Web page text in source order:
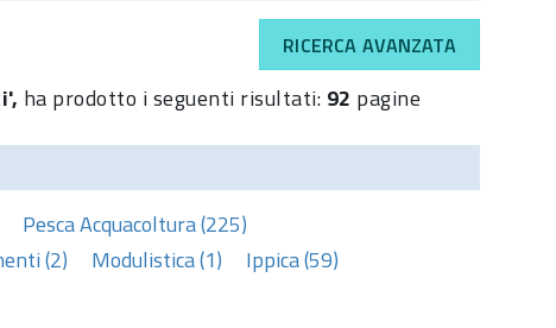
RICERCA AVANZATA
ha prodotto i seguenti risultati: 92 pagine
Pesca Acquacoltura (225)
(2) Modulistica (1)
Ippica (59)